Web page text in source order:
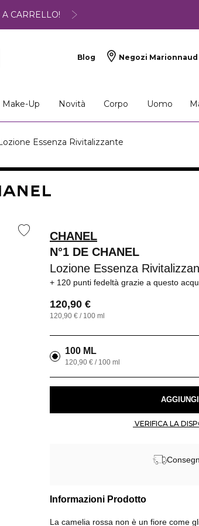
CARRELLO!
Blog Negozi Marionnaud
Make-Up Novità Corpo Uomo
Essenza Rivitalizzante
CHANEL
N°1 DE CHANEL
Lozione Essenza
120 punti fedeltà grazie a questo
120,90 €
120,90 € / 100 ml
100 ML
120,90 € / 100 ml
Informazioni Prodotto
La camelia rossa non è un fiore come